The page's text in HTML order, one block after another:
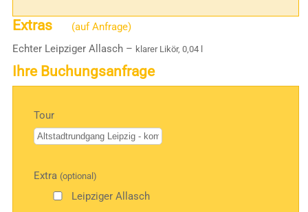
Extras
(auf Anfrage)
Echter Leipziger Allasch – klarer Likör, 0,04 l
Ihre Buchungsanfrage
Tour
lasse
dieses
Extra (optional)
Leipziger Allasch